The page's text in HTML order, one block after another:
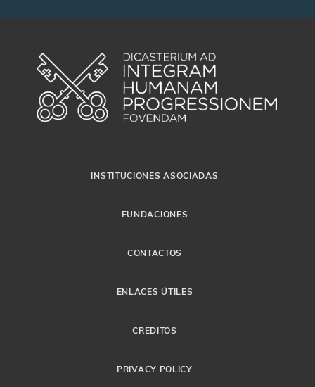
INSTITUCIONES ASOCIADAS
FUNDACIONES
CONTACTOS
ENLACES ÚTILES
CREDITOS
PRIVACY POLICY